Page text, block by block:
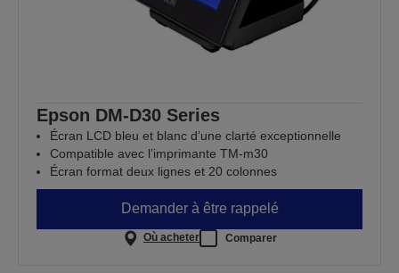
Epson DM-D30 Series
Écran LCD bleu et blanc d’une clarté exceptionnelle
Compatible avec l’imprimante TM-m30
Écran format deux lignes et 20 colonnes
Demander à être rappelé
Où acheter Comparer